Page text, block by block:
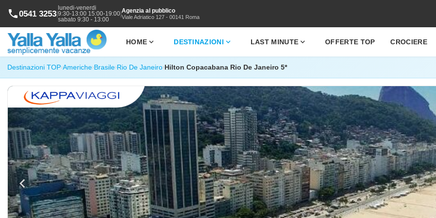
phone0541 3253|
lunedi-venerdi
9:30-13:00 15:00-19:00
sabato 9:30 - 13:00
|Agenzia al pubblico
Viale Adriatico 127 - 00141 Roma
HOME expand_more DESTINAZIONI expand_more LAST MINUTE expand_more OFFERTE TOP CROCIERE
Destinazioni TOP›Americhe›Brasile›Rio De Janeiro›Hilton Copacabana Rio De Janeiro 5*
chevron_left